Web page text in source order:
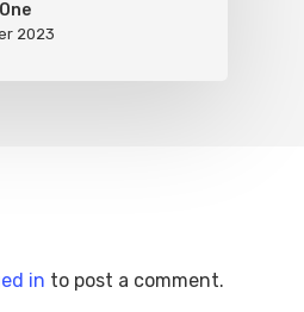
2023
in to post a comment.